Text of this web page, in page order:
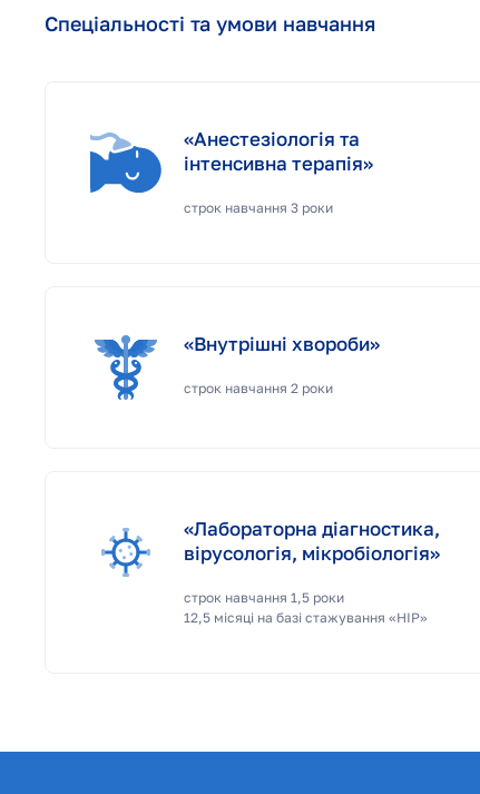
Спеціальності та умови навчання
«Анестезіологія та
інтенсивна терапія»
строк навчання 3 роки
«Внутрішні хвороби»
строк навчання 2 роки
«Лабораторна діагностика,
вірусологія, мікробіологія»
строк навчання 1,5 роки
12,5 місяці на базі стажування «НІР»